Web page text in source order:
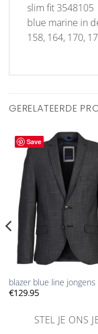
slim fit 3548105
blue marine in
158, 164, 170,
GERELATEERDE
Save
blazer blue line jongens
€129.95
STEL JE ONS